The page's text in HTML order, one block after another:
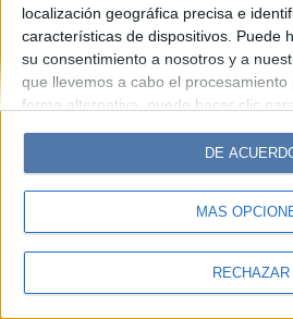
localización geográfica precisa e
características de dispositivos. Puede
su consentimiento a nosotros y a
que llevemos a cabo el
forma alternativa, puede hacer clic
cambiar sus preferencias antes de
Tenga en cuenta que algún
personales puede no requerir de su
tiene el derecho de rechazar tal
sus preferencias o retirar su
MÁS
RECHAZAR
DE